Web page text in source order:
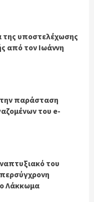
της υποστελέχωσης
από τον Ιωάννη
παράσταση
του e-
του
Λάκκωμα